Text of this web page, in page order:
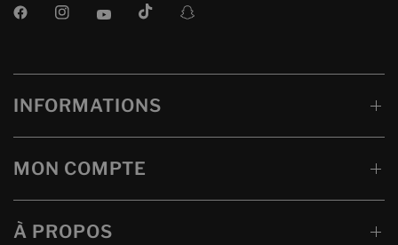
INFORMATIONS
MON COMPTE
À PROPOS